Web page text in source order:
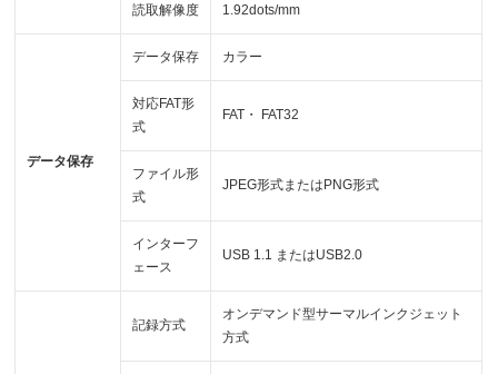
読取解像度 1.92dots/mm
データ保存
データ保存 カラー
対応FAT形
式
FAT・ FAT32
ファイル形
式
JPEG形式またはPNG形式
インターフ
ェース
USB 1.1 またはUSB2.0
記録方式
オンデマンド型サーマルインクジェット
方式